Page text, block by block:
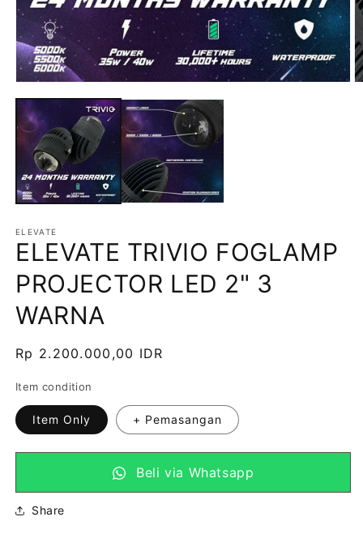
ELEVATE
ELEVATE TRIVIO FOGLAMP
PROJECTOR LED 2" 3
WARNA
SKU:
Harga
Rp 2.200.000,00 IDR
Item condition
Item Only + Pemasangan
Beli via Whatsapp
Share